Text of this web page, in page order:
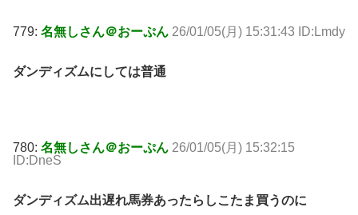
779: 名無しさん＠おーぷん 26/01/05(月) 15:31:43 ID:Lmdy
ダンディズムにしては普通
780: 名無しさん＠おーぷん 26/01/05(月) 15:32:15
ID:DneS
ダンディズム出遅れ馬券あったらしこたま買うのに